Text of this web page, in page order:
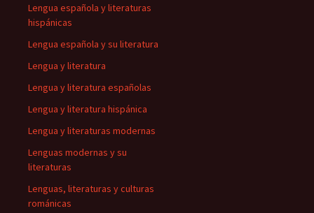
Lengua española y literaturas
hispánicas
Lengua española y su literatura
Lengua y literatura
Lengua y literatura españolas
Lengua y literatura hispánica
Lengua y literaturas modernas
Lenguas modernas y su
literaturas
Lenguas, literaturas y culturas
románicas